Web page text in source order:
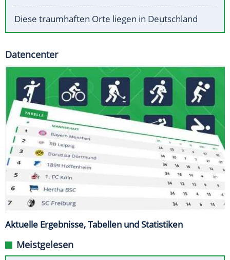
Diese traumhaften Orte liegen in Deutschland
Datencenter
Aktuelle Ergebnisse, Tabellen und Statistiken
Meistgelesen